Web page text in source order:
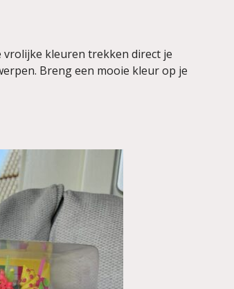
vrolijke kleuren trekken direct je
Breng een mooie kleur op je